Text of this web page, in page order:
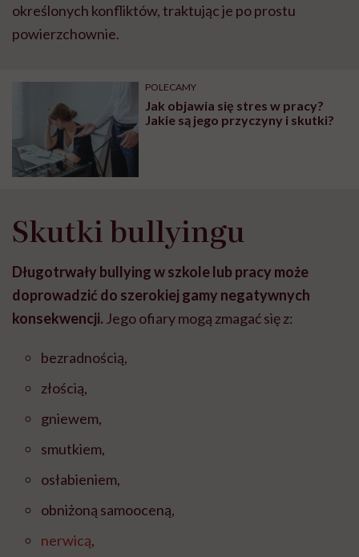
określonych konfliktów, traktując je po prostu
powierzchownie.
POLECAMY
Jak objawia się stres w pracy?
Jakie są jego przyczyny i skutki?
Skutki bullyingu
Długotrwały bullying w szkole lub pracy może
doprowadzić do szerokiej gamy negatywnych
konsekwencji. Jego ofiary mogą zmagać się z:
bezradnością,
złością,
gniewem,
smutkiem,
osłabieniem,
obniżoną samooceną,
nerwicą,